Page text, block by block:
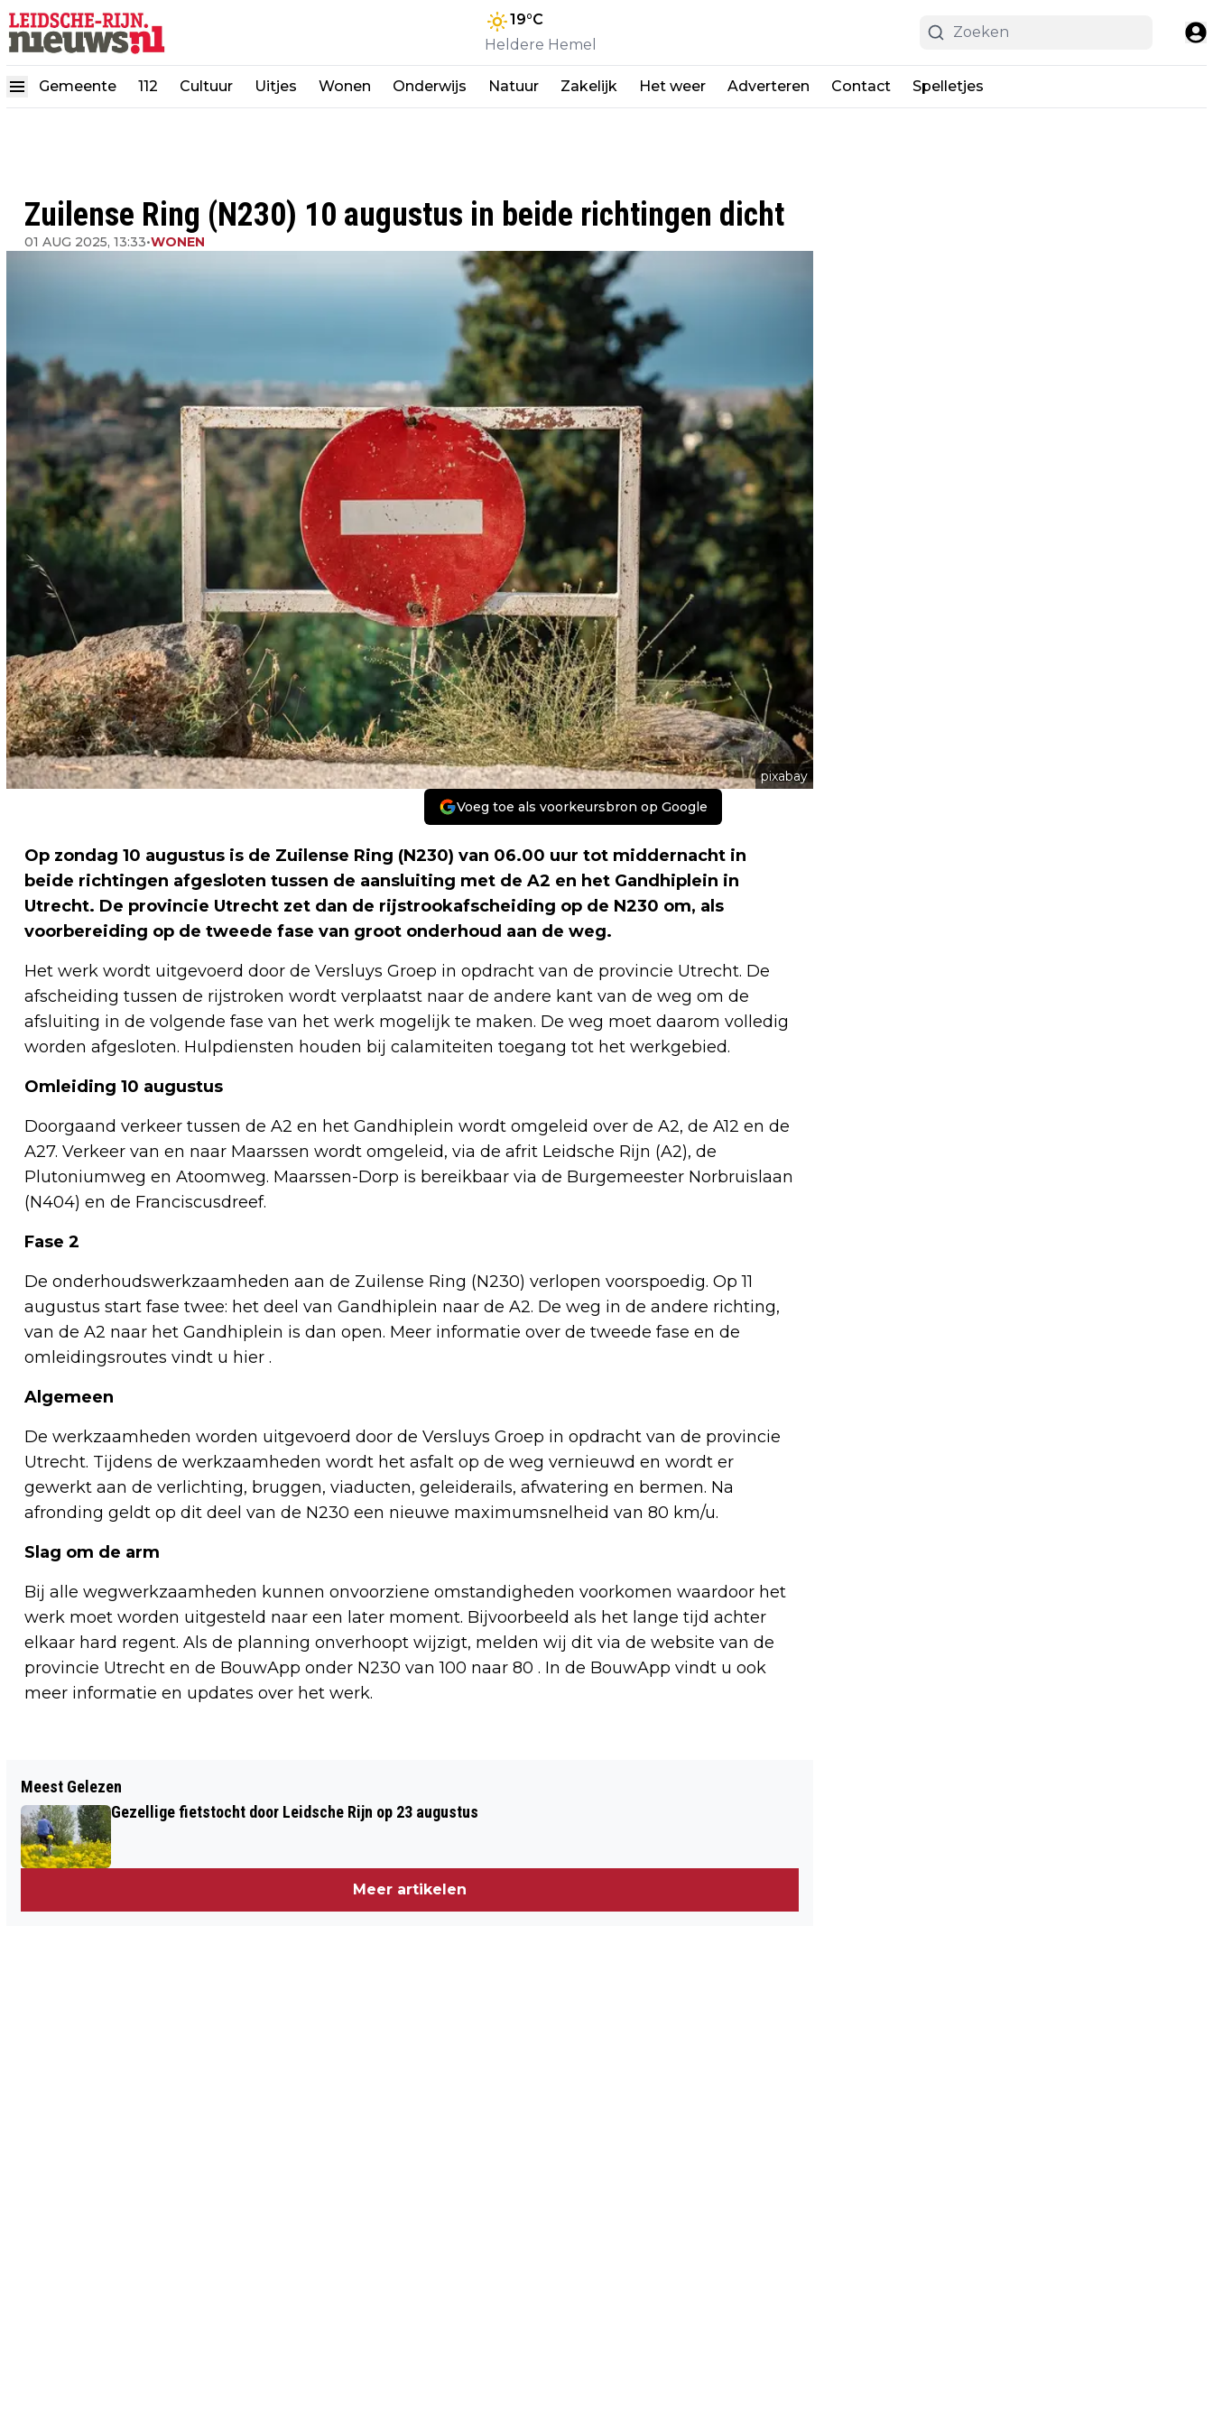
19°C
Heldere Hemel
Gemeente 112 Cultuur Uitjes Wonen Onderwijs Natuur Zakelijk Het weer Adverteren Contact Spelletjes
Zuilense Ring (N230) 10 augustus in beide richtingen dicht
01 AUG 2025, 13:33•WONEN
pixabay
Voeg toe als voorkeursbron op Google
Op zondag 10 augustus is de Zuilense Ring (N230) van 06.00 uur tot middernacht in
beide richtingen afgesloten tussen de aansluiting met de A2 en het Gandhiplein in
Utrecht. De provincie Utrecht zet dan de rijstrookafscheiding op de N230 om, als
voorbereiding op de tweede fase van groot onderhoud aan de weg.
Het werk wordt uitgevoerd door de Versluys Groep in opdracht van de provincie Utrecht. De
afscheiding tussen de rijstroken wordt verplaatst naar de andere kant van de weg om de
afsluiting in de volgende fase van het werk mogelijk te maken. De weg moet daarom volledig
worden afgesloten. Hulpdiensten houden bij calamiteiten toegang tot het werkgebied.
Omleiding 10 augustus
Doorgaand verkeer tussen de A2 en het Gandhiplein wordt omgeleid over de A2, de A12 en de
A27. Verkeer van en naar Maarssen wordt omgeleid, via de afrit Leidsche Rijn (A2), de
Plutoniumweg en Atoomweg. Maarssen-Dorp is bereikbaar via de Burgemeester Norbruislaan
(N404) en de Franciscusdreef.
Fase 2
De onderhoudswerkzaamheden aan de Zuilense Ring (N230) verlopen voorspoedig. Op 11
augustus start fase twee: het deel van Gandhiplein naar de A2. De weg in de andere richting,
van de A2 naar het Gandhiplein is dan open. Meer informatie over de tweede fase en de
omleidingsroutes vindt u hier .
Algemeen
De werkzaamheden worden uitgevoerd door de Versluys Groep in opdracht van de provincie
Utrecht. Tijdens de werkzaamheden wordt het asfalt op de weg vernieuwd en wordt er
gewerkt aan de verlichting, bruggen, viaducten, geleiderails, afwatering en bermen. Na
afronding geldt op dit deel van de N230 een nieuwe maximumsnelheid van 80 km/u.
Slag om de arm
Bij alle wegwerkzaamheden kunnen onvoorziene omstandigheden voorkomen waardoor het
werk moet worden uitgesteld naar een later moment. Bijvoorbeeld als het lange tijd achter
elkaar hard regent. Als de planning onverhoopt wijzigt, melden wij dit via de website van de
provincie Utrecht en de BouwApp onder N230 van 100 naar 80 . In de BouwApp vindt u ook
meer informatie en updates over het werk.
REAGEER OP EISEN WONINGBOUW
RIJKSSTRAATWEG EN KLOOSTERPARK
BIJENSOORTEN DANKZIJ TWEE NIEUWE
Meest Gelezen
Gezellige fietstocht door Leidsche Rijn op 23 augustus
Meer artikelen